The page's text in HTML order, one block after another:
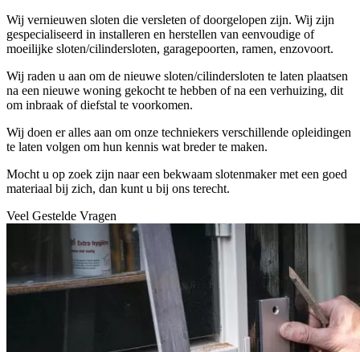
Wij vernieuwen sloten die versleten of doorgelopen zijn. Wij zijn
gespecialiseerd in installeren en herstellen van eenvoudige of
moeilijke sloten/cilindersloten, garagepoorten, ramen, enzovoort.
Wij raden u aan om de nieuwe sloten/cilindersloten te laten plaatsen
na een nieuwe woning gekocht te hebben of na een verhuizing, dit
om inbraak of diefstal te voorkomen.
Wij doen er alles aan om onze techniekers verschillende opleidingen
te laten volgen om hun kennis wat breder te maken.
Mocht u op zoek zijn naar een bekwaam slotenmaker met een goed
materiaal bij zich, dan kunt u bij ons terecht.
Veel Gestelde Vragen